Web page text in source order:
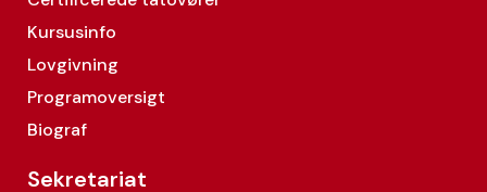
Kursusinfo
Lovgivning
Programoversigt
Biograf
Sekretariat